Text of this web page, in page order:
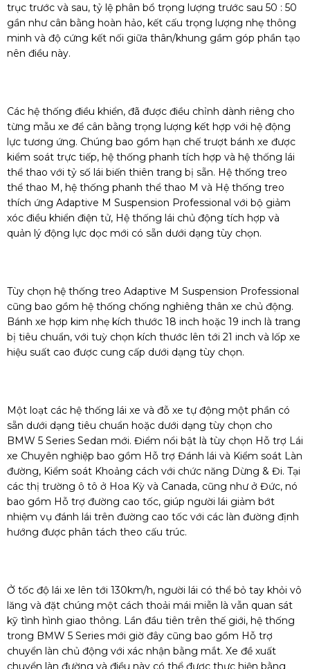
trục trước và sau, tỷ lệ phân bổ trọng lượng trước sau 50 : 50
gần như cân bằng hoàn hảo, kết cấu trọng lượng nhẹ thông
minh và độ cứng kết nối giữa thân/khung gầm góp phần tạo
nên điều này.
Các hệ thống điều khiển, đã được điều chỉnh dành riêng cho
từng mẫu xe để cân bằng trọng lượng kết hợp với hệ động
lực tương ứng. Chúng bao gồm hạn chế trượt bánh xe được
kiểm soát trực tiếp, hệ thống phanh tích hợp và hệ thống lái
thể thao với tỷ số lái biến thiên trang bị sẵn. Hệ thống treo
thể thao M, hệ thống phanh thể thao M và Hệ thống treo
thích ứng Adaptive M Suspension Professional với bộ giảm
xóc điều khiển điện tử, Hệ thống lái chủ động tích hợp và
quản lý động lực dọc mới có sẵn dưới dạng tùy chọn.
Tùy chọn hệ thống treo Adaptive M Suspension Professional
cũng bao gồm hệ thống chống nghiêng thân xe chủ động.
Bánh xe hợp kim nhẹ kích thước 18 inch hoặc 19 inch là trang
bị tiêu chuẩn, với tuỳ chọn kích thước lên tới 21 inch và lốp xe
hiệu suất cao được cung cấp dưới dạng tùy chọn.
Một loạt các hệ thống lái xe và đỗ xe tự động một phần có
sẵn dưới dạng tiêu chuẩn hoặc dưới dạng tùy chọn cho
BMW 5 Series Sedan mới. Điểm nổi bật là tùy chọn Hỗ trợ Lái
xe Chuyên nghiệp bao gồm Hỗ trợ Đánh lái và Kiểm soát Làn
đường, Kiểm soát Khoảng cách với chức năng Dừng & Đi. Tại
các thị trường ô tô ở Hoa Kỳ và Canada, cũng như ở Đức, nó
bao gồm Hỗ trợ đường cao tốc, giúp người lái giảm bớt
nhiệm vụ đánh lái trên đường cao tốc với các làn đường định
hướng được phân tách theo cấu trúc.
Ở tốc độ lái xe lên tới 130km/h, người lái có thể bỏ tay khỏi vô
lăng và đặt chúng một cách thoải mái miễn là vẫn quan sát
kỹ tình hình giao thông. Lần đầu tiên trên thế giới, hệ thống
trong BMW 5 Series mới giờ đây cũng bao gồm Hỗ trợ
chuyển làn chủ động với xác nhận bằng mắt. Xe đề xuất
chuyển làn đường và điều này có thể được thực hiện bằng